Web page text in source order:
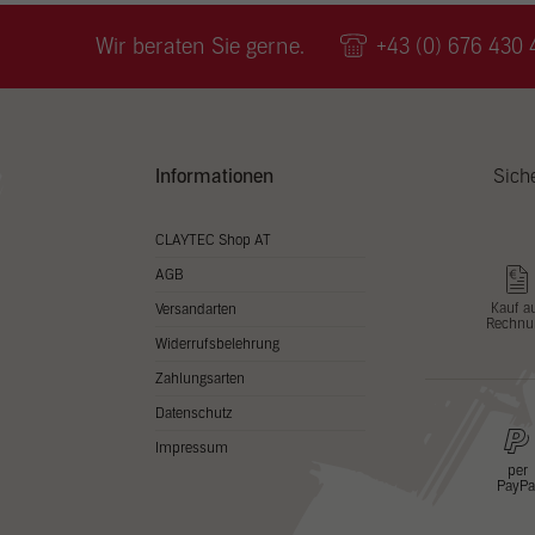
Wir beraten Sie gerne. +43 (0) 676 430
Informationen
CLAYTEC Shop AT
AGB
Versandarten
Widerrufsbelehrung
Zahlungsarten
Datenschutz
Impressum
Kauf
per
PayPal
zu